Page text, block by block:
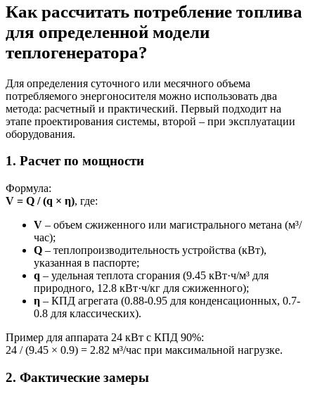
Как рассчитать потребление топлива
для определенной модели
теплогенератора?
Для определения суточного или месячного объема
потребляемого энергоносителя можно использовать два
метода: расчетный и практический. Первый подходит на
этапе проектирования системы, второй – при эксплуатации
оборудования.
1. Расчет по мощности
Формула:
V = Q / (q × η), где:
V – объем сжиженного или магистрального метана (м³/
час);
Q – теплопроизводительность устройства (кВт),
указанная в паспорте;
q – удельная теплота сгорания (9.45 кВт·ч/м³ для
природного, 12.8 кВт·ч/кг для сжиженного);
η – КПД агрегата (0.88-0.95 для конденсационных, 0.7-
0.8 для классических).
Пример для аппарата 24 кВт с КПД 90%:
24 / (9.45 × 0.9) = 2.82 м³/час при максимальной нагрузке.
2. Фактические замеры